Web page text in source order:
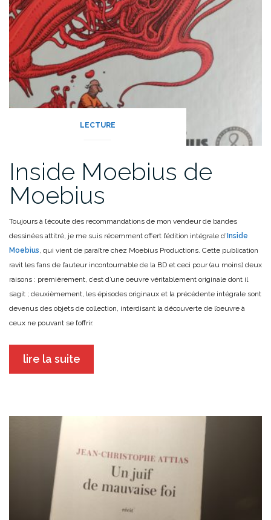
LECTURE
Inside Moebius de
Moebius
Toujours à l’écoute des recommandations de mon vendeur de bandes
dessinées attitré, je me suis récemment offert l’édition intégrale d’Inside
Moebius, qui vient de paraître chez Moebius Productions. Cette publication
ravit les fans de l’auteur incontournable de la BD et ceci pour (au moins) deux
raisons : premièrement, c’est d’une oeuvre véritablement originale dont il
s’agit ; deuxièmement, les épisodes originaux et la précédente intégrale sont
devenus des objets de collection, interdisant la découverte de l’oeuvre à
ceux ne pouvant se l’offrir.
lire la suite